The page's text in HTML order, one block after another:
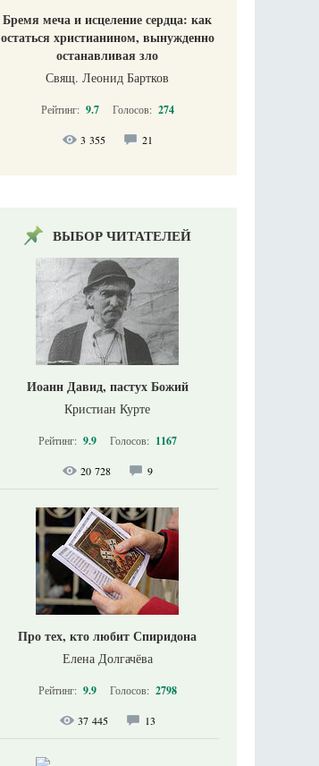
Бремя меча и исцеление сердца: как
остаться христианином, вынужденно
останавливая зло
Свящ. Леонид Бартков
Рейтинг: 9.7 Голосов: 274
3 355 21
ВЫБОР ЧИТАТЕЛЕЙ
Иоанн Давид, пастух Божий
Кристиан Курте
Рейтинг: 9.9 Голосов: 1167
20 728 9
Про тех, кто любит Спиридона
Елена Долгачёва
Рейтинг: 9.9 Голосов: 2798
37 445 13